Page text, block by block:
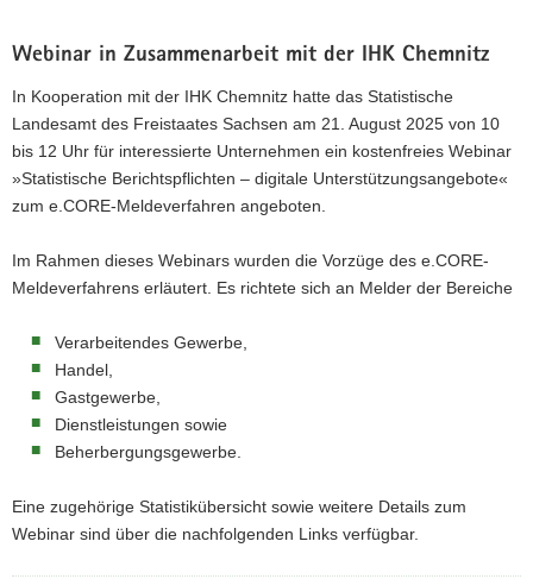
Webinar in Zusammenarbeit mit der IHK Chemnitz
In Kooperation mit der IHK Chemnitz hatte das Statistische
Landesamt des Freistaates Sachsen am 21. August 2025 von 10
bis 12 Uhr für interessierte Unternehmen ein kostenfreies Webinar
»Statistische Berichtspflichten – digitale Unterstützungsangebote«
zum e.CORE-Meldeverfahren angeboten.
Im Rahmen dieses Webinars wurden die Vorzüge des e.CORE-
Meldeverfahrens erläutert. Es richtete sich an Melder der Bereiche
Verarbeitendes Gewerbe,
Handel,
Gastgewerbe,
Dienstleistungen sowie
Beherbergungsgewerbe.
Eine zugehörige Statistikübersicht sowie weitere Details zum
Webinar sind über die nachfolgenden Links verfügbar.